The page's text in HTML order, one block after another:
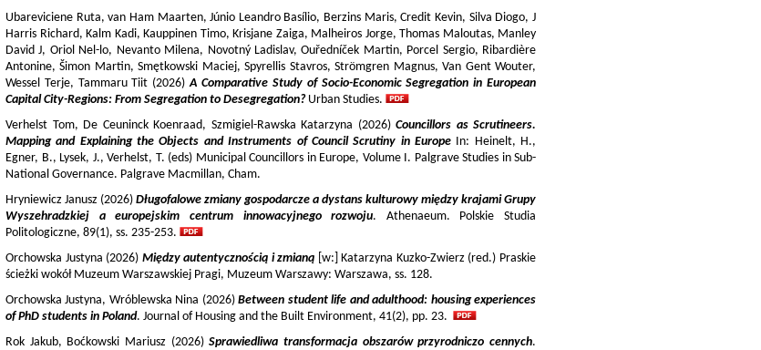
Ubareviciene Ruta, van Ham Maarten, Júnio Leandro Basílio, Berzins Maris, Credit Kevin, Silva Diogo, J
Harris Richard, Kalm Kadi, Kauppinen Timo, Krisjane Zaiga, Malheiros Jorge, Thomas Maloutas, Manley
David J, Oriol Nel-lo, Nevanto Milena, Novotný Ladislav, Ouředníček Martin, Porcel Sergio, Ribardière
Antonine, Šimon Martin, Smętkowski Maciej, Spyrellis Stavros, Strömgren Magnus, Van Gent Wouter,
Wessel Terje, Tammaru Tiit (2026)A Comparative Study of Socio-Economic Segregation in European
Capital City-Regions: From Segregation to Desegregation?Urban Studies.
Verhelst Tom, De Ceuninck Koenraad, Szmigiel-Rawska Katarzyna (2026) Councillors as Scrutineers.
Mapping and Explaining the Objects and Instruments of Council Scrutiny in EuropeIn: Heinelt, H.,
Egner, B., Lysek, J., Verhelst, T. (eds) Municipal Councillors in Europe, Volume I. Palgrave Studies in Sub-
National Governance. Palgrave Macmillan, Cham.
Hryniewicz Janusz (2026) Długofalowe zmiany gospodarcze a dystans kulturowy między krajami Grupy
Wyszehradzkiej a europejskim centrum innowacyjnego rozwoju. Athenaeum. Polskie Studia
Politologiczne, 89(1), ss. 235-253.
Orchowska Justyna (2026) Między autentycznością i zmianą [w:] Katarzyna Kuzko-Zwierz (red.) Praskie
ścieżki wokół Muzeum Warszawskiej Pragi, Muzeum Warszawy: Warszawa, ss. 128.
Orchowska Justyna, Wróblewska Nina (2026)Between student life and adulthood: housing experiences
of PhD students in Poland. Journal of Housing and the Built Environment, 41(2), pp. 23.
Rok Jakub, Boćkowski Mariusz (2026)Sprawiedliwa transformacja obszarów przyrodniczo cennych.